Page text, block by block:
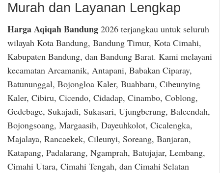
Murah dan Layanan Lengkap
Harga Aqiqah Bandung 2026 terjangkau untuk seluruh
wilayah Kota Bandung, Bandung Timur, Kota Cimahi,
Kabupaten Bandung, dan Bandung Barat. Kami melayani
kecamatan Arcamanik, Antapani, Babakan Ciparay,
Batununggal, Bojongloa Kaler, Buahbatu, Cibeunying
Kaler, Cibiru, Cicendo, Cidadap, Cinambo, Coblong,
Gedebage, Sukajadi, Sukasari, Ujungberung, Baleendah,
Bojongsoang, Margaasih, Dayeuhkolot, Cicalengka,
Majalaya, Rancaekek, Cileunyi, Soreang, Banjaran,
Katapang, Padalarang, Ngamprah, Batujajar, Lembang,
Cimahi Utara, Cimahi Tengah, dan Cimahi Selatan